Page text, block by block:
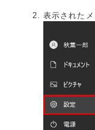
表示された